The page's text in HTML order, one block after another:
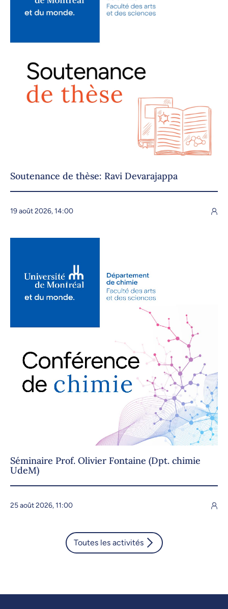
Soutenance de thèse: Ravi Devarajappa
19 août 2026, 14:00
Séminaire Prof. Olivier Fontaine (Dpt. chimie
UdeM)
25 août 2026, 11:00
Toutes les activités